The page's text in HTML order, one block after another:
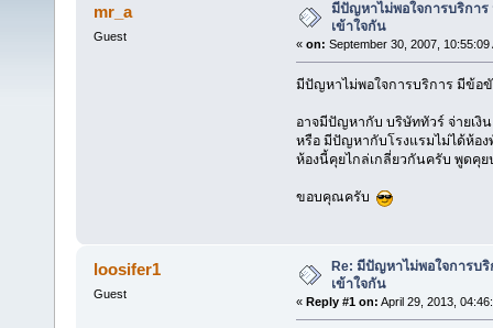
mr_a
Guest
มีปัญหาไม่พอใจการบริกา
เข้าใจกัน
« on: September 30, 2007, 10:55:09
มีปัญหาไม่พอใจการบริการ มีข้อ
อาจมีปัญหากับ บริษัททัวร์ จ่ายเงิ
หรือ มีปัญหากับโรงแรมไม่ได้ห้อง
ห้องนี้คุยไกล่เกลี่ยวกันครับ พูดคุ
ขอบคุณครับ
loosifer1
Guest
Re: มีปัญหาไม่พอใจการบ
เข้าใจกัน
« Reply #1 on: April 29, 2013,